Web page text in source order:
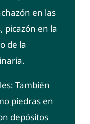
en las
picazón en la
de la
También
piedras en
depósitos